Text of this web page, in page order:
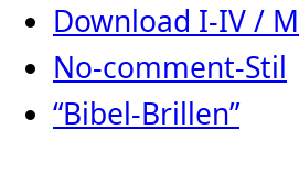
Download I-IV /
No-comment-Stil
“Bibel-Brillen”